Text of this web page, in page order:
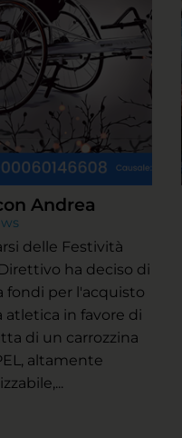
Andrea
delle Festività
ha deciso di
fondi per l'acquisto
atletica in favore di
di un carrozzina
altamente